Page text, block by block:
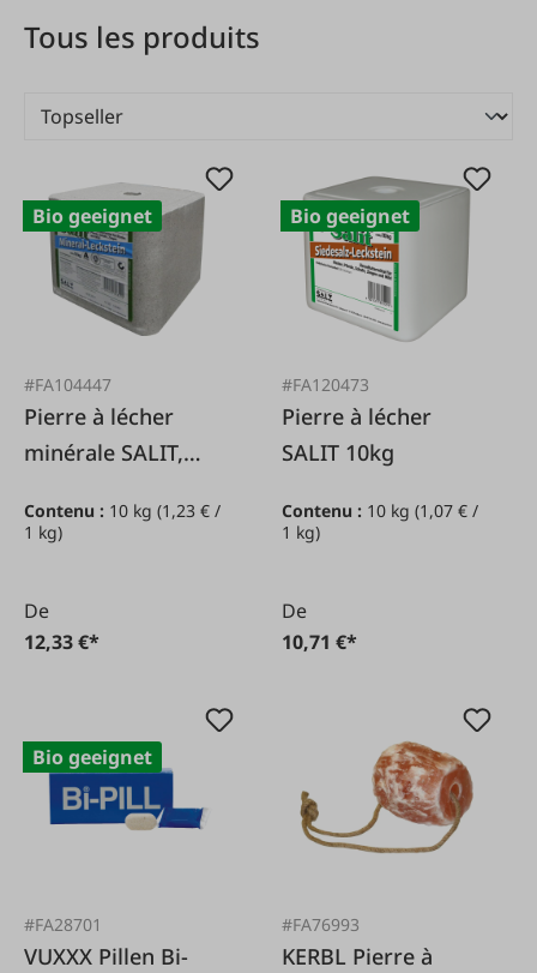
Tous les produits
Bio geeignet
#FA104447
Pierre à lécher
minérale SALIT,
Contenu : 10 kg (1,23 € /
1 kg)
De
12,33 €*
Bio geeignet
#FA120473
Pierre à lécher
SALIT 10kg
Contenu : 10 kg(1,07 € /
1 kg)
De
10,71 €*
Bio geeignet
#FA28701
VUXXX Pillen Bi-
#FA76993
KERBL Pierre à